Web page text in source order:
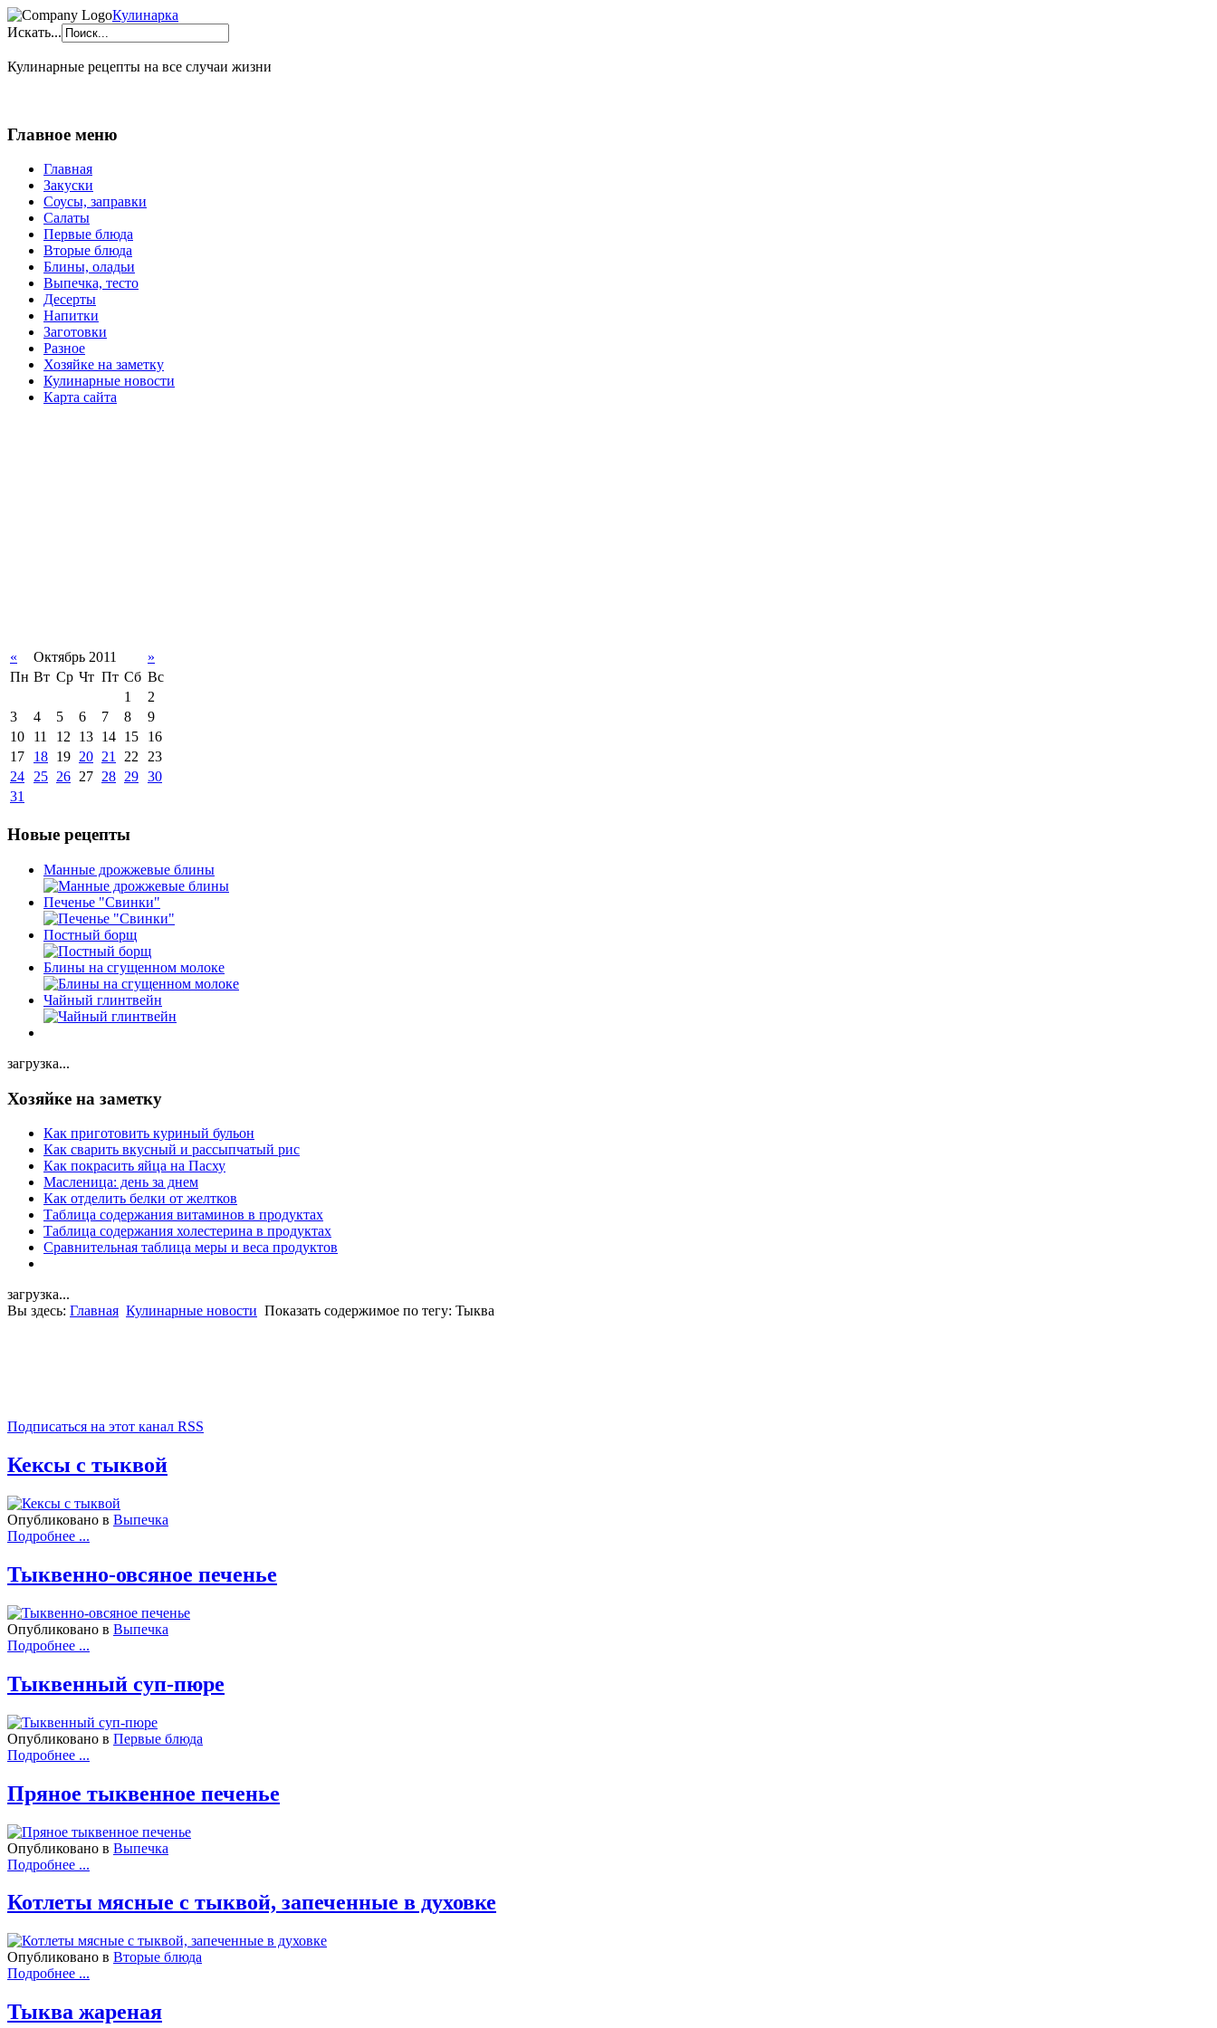
Кулинарка
Искать...
Кулинарные рецепты на все случаи жизни
Главное меню
Главная
Закуски
Соусы, заправки
Салаты
Первые блюда
Вторые блюда
Блины, оладьи
Выпечка, тесто
Десерты
Напитки
Заготовки
Разное
Хозяйке на заметку
Кулинарные новости
Карта сайта
« Октябрь 2011
»
Пн Вт Ср Чт Пт Сб Вс
1
2
3
4 5 6 7 8
9
10
11 12 13 14 15
16
17
18 19 20 21 22 23
24 25 26 27 28 29 30
31
Новые рецепты
Манные дрожжевые блины
Печенье "Свинки"
Постный борщ
Блины на сгущенном молоке
Чайный глинтвейн
загрузка...
Хозяйке на заметку
Как приготовить куриный бульон
Как сварить вкусный и рассыпчатый рис
Как покрасить яйца на Пасху
Масленица: день за днем
Как отделить белки от желтков
Таблица содержания витаминов в продуктах
Таблица содержания холестерина в продуктах
Сравнительная таблица меры и веса продуктов
загрузка...
Вы здесь: Главная Кулинарные новости Показать содержимое по тегу: Тыква
Подписаться на этот канал RSS
Кексы с тыквой
Опубликовано в Выпечка
Подробнее ...
Тыквенно-овсяное печенье
Опубликовано в Выпечка
Подробнее ...
Тыквенный суп-пюре
Опубликовано в Первые блюда
Подробнее ...
Пряное тыквенное печенье
Опубликовано в Выпечка
Подробнее ...
Котлеты мясные с тыквой, запеченные в духовке
Опубликовано в Вторые блюда
Подробнее ...
Тыква жареная